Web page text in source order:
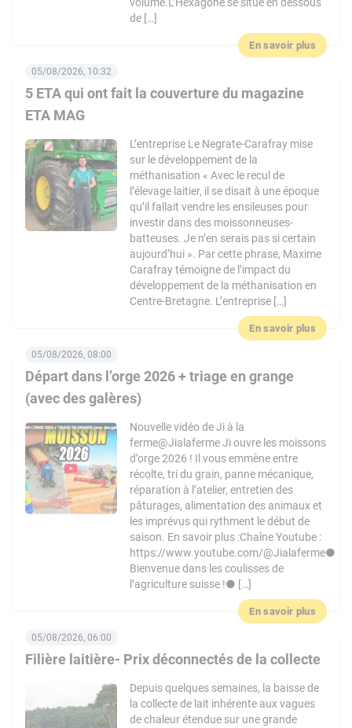
de […]
En savoir plus
5 ETA qui ont fait la couverture du magazine
ETA MAG
05/08/2026, 10:32
L’entreprise Le Negrate-Carafray mise
sur le développement de la
méthanisation « Avec le recul de
l’élevage laitier, il se disait à une époque
qu’il fallait vendre les ensileuses pour
investir dans des moissonneuses-
batteuses. Je n’en serais pas si certain
aujourd’hui ». Par cette phrase, Maxime
Carafray témoigne de l’impact du
développement de la méthanisation en
Centre-Bretagne. L’entreprise […]
En savoir plus
Départ dans l’orge 2026 + triage en grange
(avec des galères)
05/08/2026, 08:00
Nouvelle vidéo de Ji à la
ferme@Jialaferme Ji ouvre les moissons
d’orge 2026 ! Il vous emmène entre
récolte, tri du grain, panne mécanique,
réparation à l’atelier, entretien des
pâturages, alimentation des animaux et
les imprévus qui rythment le début de
saison. En savoir plus :Chaîne Youtube :
https://www.youtube.com/@Jialaferme●
Bienvenue dans les coulisses de
l’agriculture suisse !● […]
En savoir plus
Filière laitière- Prix déconnectés de la collecte
05/08/2026, 06:00
Depuis quelques semaines, la baisse de
la collecte de lait inhérente aux vagues
de chaleur étendue sur une grande